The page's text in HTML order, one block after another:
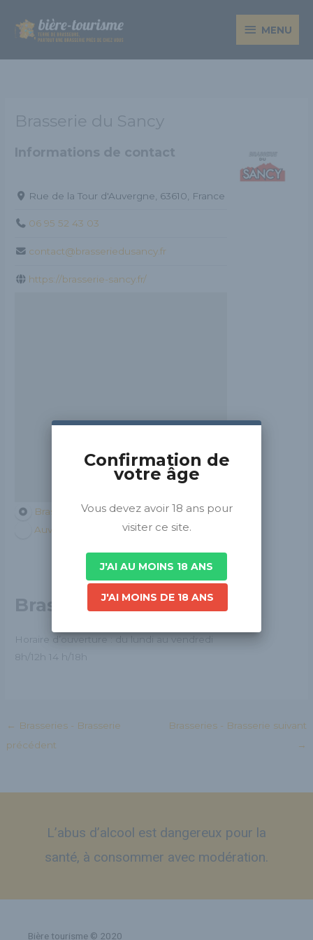
contenu
MENU
MENU
Brasserie du Sancy
Informations de contact
Rue de la Tour d'Auvergne, 63610, France
06 95 52 43 03
contact@brasseriedusancy.fr
https://brasserie-sancy.fr/
Brasseurs de France
Auvergne-Rhône-Alpes
Brasserie du Sancy
Horaire d’ouverture : du lundi au vendredi
8h/12h 14 h/18h
← Brasseries - Brasserie
précédent
Brasseries - Brasserie suivant
→
L’abus d’alcool est dangereux pour la
santé, à consommer avec modération.
Bière tourisme © 2020
Confirmation de
votre âge
Vous devez avoir 18 ans pour
visiter ce site.
J'AI AU MOINS 18 ANS
J'AI MOINS DE 18 ANS